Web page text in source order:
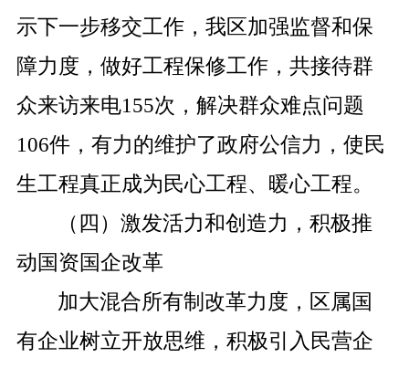
示下一步移交工作，我区加强监督和保
障力度，做好工程保修工作，共接待群
众来访来电155次，解决群众难点问题
106件，有力的维护了政府公信力，使民
生工程真正成为民心工程、暖心工程。
（四）激发活力和创造力，积极推
动国资国企改革
加大混合所有制改革力度，区属国
有企业树立开放思维，积极引入民营企